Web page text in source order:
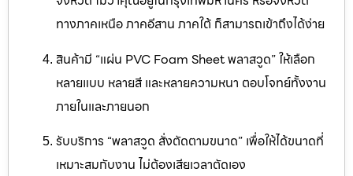
ทางภาคเหนือ ภาคอีสาน ภาคใต้ ก็สามารถเข้าถึงได้ง่าย
สินค้ามี “แผ่น PVC Foam Sheet พลาสวูด” ให้เลือก
หลายแบบ หลายสี และหลายความหนา ตอบโจทย์ทั้งงาน
ภายในและภายนอก
รับบริการ “พลาสวูด สั่งตัดตามขนาด” เพื่อให้ได้ขนาดที่
เหมาะสมกับงาน ไม่ต้องเสียเวลาตัดเอง